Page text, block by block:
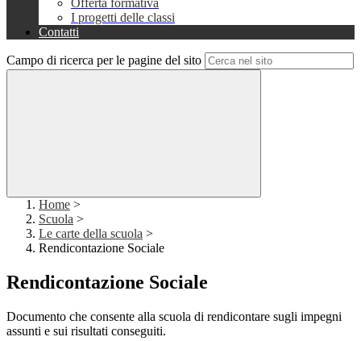
Offerta formativa
I progetti delle classi
Contatti
Campo di ricerca per le pagine del sito
Home >
Scuola >
Le carte della scuola >
Rendicontazione Sociale
Rendicontazione Sociale
Documento che consente alla scuola di rendicontare sugli impegni
assunti e sui risultati conseguiti.